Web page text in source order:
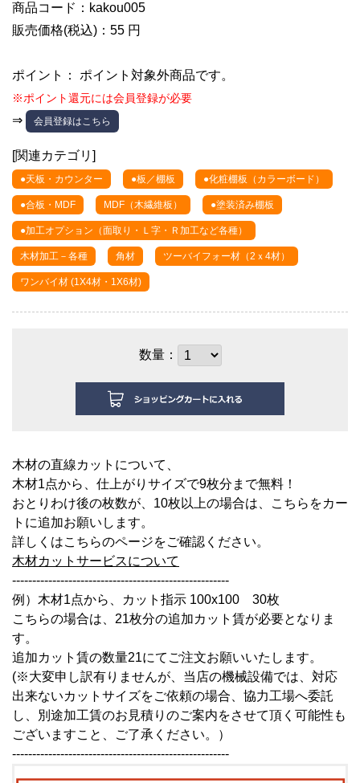
商品コード：kakou005
販売価格(税込)：55 円
ポイント： ポイント対象外商品です。
※ポイント還元には会員登録が必要
⇒ 会員登録はこちら
[関連カテゴリ]
●天板・カウンター ●板／棚板 ●化粧棚板（カラーボード）
●合板・MDF MDF（木繊維板） ●塗装済み棚板
●加工オプション（面取り・Ｌ字・Ｒ加工など各種）
木材加工－各種 角材 ツーバイフォー材（2ｘ4材）
ワンバイ材 (1X4材・1X6材)
数量：
木材の直線カットについて、
木材1点から、仕上がりサイズで9枚分まで無料！
おとりわけ後の枚数が、10枚以上の場合は、こちらをカー
トに追加お願いします。
詳しくはこちらのページをご確認ください。
木材カットサービスについて
------------------------------------------------------
例）木材1点から、カット指示 100x100 30枚
こちらの場合は、21枚分の追加カット賃が必要となりま
す。
追加カット賃の数量21にてご注文お願いいたします。
(※大変申し訳有りませんが、当店の機械設備では、対応
出来ないカットサイズをご依頼の場合、協力工場へ委託
し、別途加工賃のお見積りのご案内をさせて頂く可能性も
ございますこと、ご了承ください。）
------------------------------------------------------